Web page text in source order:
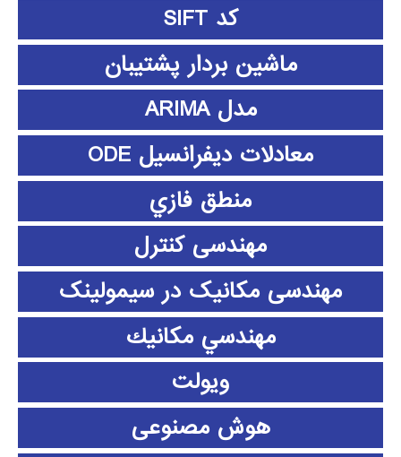
کد SIFT
ماشین بردار پشتیبان
مدل ARIMA
معادلات دیفرانسیل ODE
منطق فازي
مهندسی کنترل
مهندسی مکانیک در سیمولینک
مهندسي مكانيك
ویولت
هوش مصنوعی